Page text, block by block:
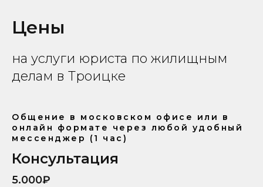
Цены
на услуги юриста по жилищным
делам в Троицке
Общение в московском офисе или в
онлайн формате через любой удобный
мессенджер (1 час)
Консультация
5.000₽